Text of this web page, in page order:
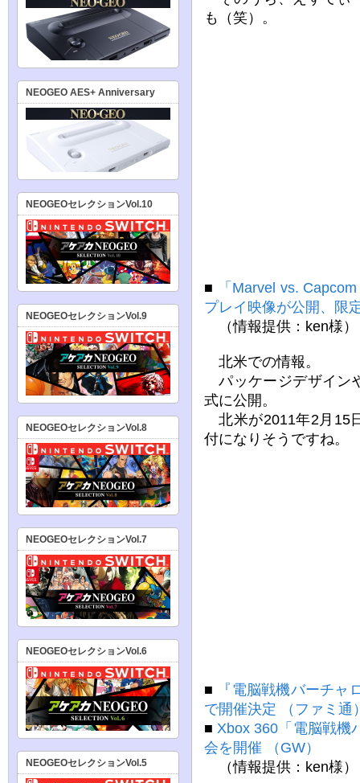
も（笑）。
■
「Marvel vs.
プレイ映像が公開、限
（情報提供：ken様）
北米での情報。
パッケージデザイン
式に公開。
北米が2011年2月15
付になりそうですね。
■
『電脳戦機バーチ
で開催決定 （ファミ通
■ Xbox 360「電脳戦機
会を開催 （GW）
（情報提供：ken様）
NEOGEO AES+ Anniversary
NEOGEOセレクションVol.10
NEOGEOセレクションVol.9
NEOGEOセレクションVol.8
NEOGEOセレクションVol.7
NEOGEOセレクションVol.6
NEOGEOセレクションVol.5